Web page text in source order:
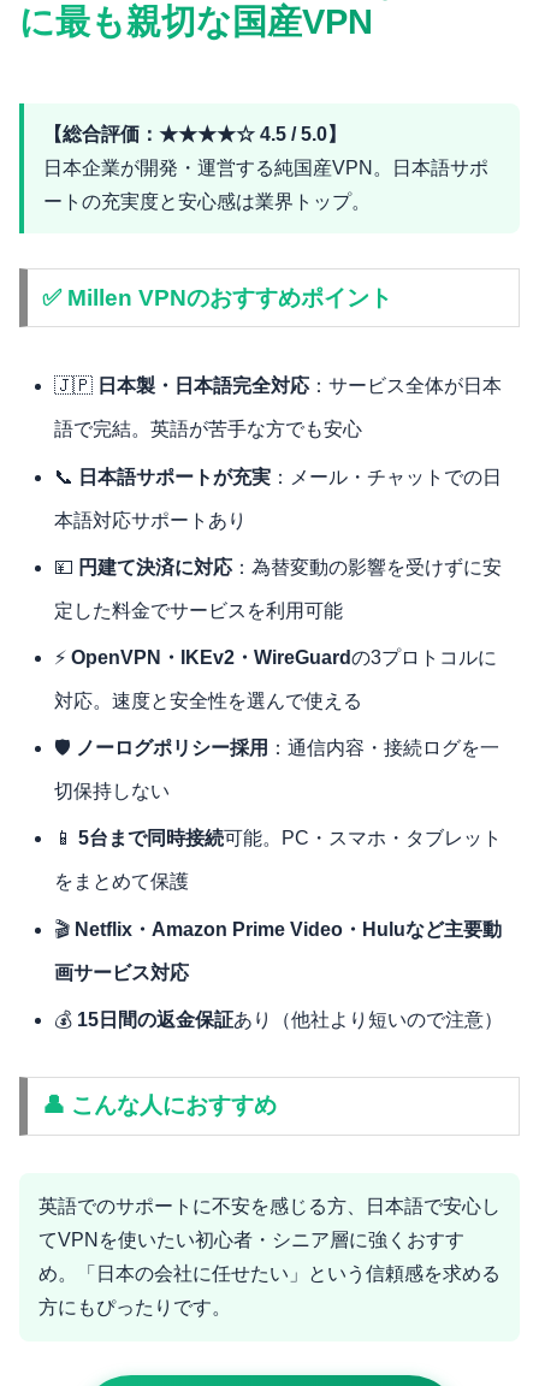
に最も親切な国産VPN
【総合評価：★★★★☆ 4.5 / 5.0】
日本企業が開発・運営する純国産VPN。日本語サポ
ートの充実度と安心感は業界トップ。
✅ Millen VPNのおすすめポイント
🇯🇵 日本製・日本語完全対応 ：サービス全体が日本
語で完結。英語が苦手な方でも安心
📞 日本語サポートが充実 ：メール・チャットでの日
本語対応サポートあり
💴 円建て決済に対応 ：為替変動の影響を受けずに安
定した料金でサービスを利用可能
⚡OpenVPN・IKEv2・WireGuardの3プロトコルに
対応。速度と安全性を選んで使える
🛡 ノーログポリシー採用 ：通信内容・接続ログを一
切保持しない
📱5台まで同時接続可能。PC・スマホ・タブレット
をまとめて保護
🎬 Netflix・Amazon Prime Video・Huluなど主要動
画サービス対応
💰 15日間の返金保証あり（他社より短いので注意）
👤 こんな人におすすめ
英語でのサポートに不安を感じる方、日本語で安心し
てVPNを使いたい初心者・シニア層に強くおすす
め。「日本の会社に任せたい」という信頼感を求める
方にもぴったりです。